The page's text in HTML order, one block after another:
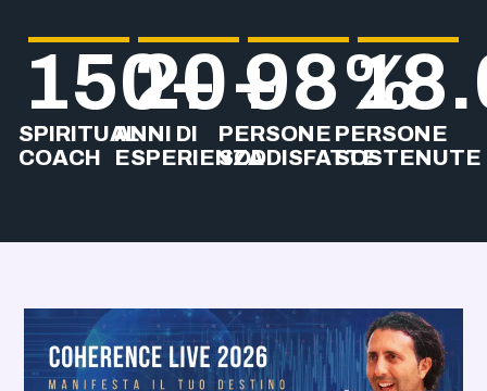
SPIRITUAL
COACH
150+
ANNI DI
ESPERIENZA
20+
PERSONE
SODDISFATTE
98%
PERSONE
SOSTENUTE